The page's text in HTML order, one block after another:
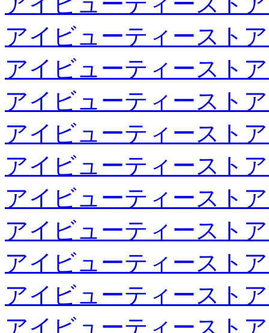
アイビューティースト
アイビューティースト
アイビューティースト
アイビューティースト
アイビューティースト
アイビューティースト
アイビューティースト
アイビューティースト
アイビューティースト
アイビューティースト